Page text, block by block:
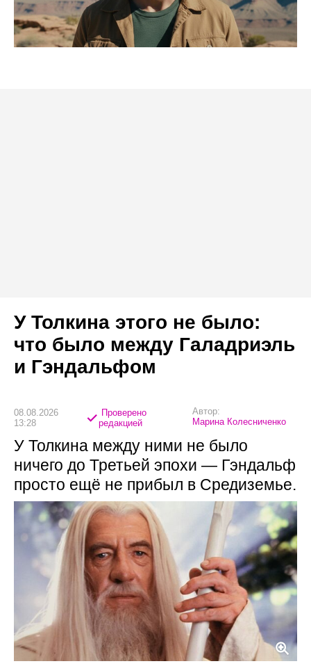
У Толкина этого не было:
что было между Галадриэль
и Гэндальфом
08.08.2026
13:28
Проверено
редакцией
Автор:
Марина Колесниченко
У Толкина между ними не было
ничего до Третьей эпохи — Гэндальф
просто ещё не прибыл в Средиземье.